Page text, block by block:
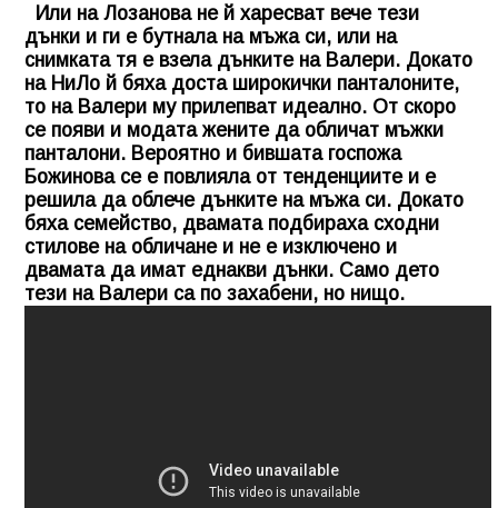
Или на Лозанова не й харесват вече тези
дънки и ги е бутнала на мъжа си, или на
снимката тя е взела дънките на Валери. Докато
на НиЛо й бяха доста широкички панталоните,
то на Валери му прилепват идеално. От скоро
се появи и модата жените да обличат мъжки
панталони. Вероятно и бившата госпожа
Божинова се е повлияла от тенденциите и е
решила да облече дънките на мъжа си. Докато
бяха семейство, двамата подбираха сходни
стилове на обличане и не е изключено и
двамата да имат еднакви дънки. Само дето
тези на Валери са по захабени, но нищо.